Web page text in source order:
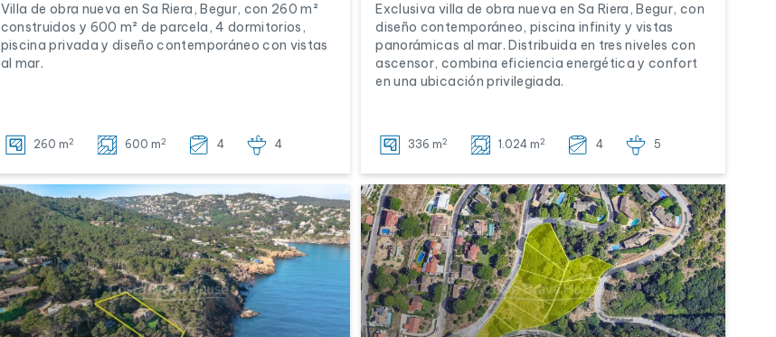
Villa de obra nueva en Sa Riera, Begur, con 260 m²
construidos y 600 m² de parcela, 4 dormitorios,
piscina privada y diseño contemporáneo con vistas
al mar.
260 m2 600 m2 4 4
Exclusiva villa de obra nueva en Sa Riera, Begur, con
diseño contemporáneo, piscina infinity y vistas
panorámicas al mar. Distribuida en tres niveles con
ascensor, combina eficiencia energética y confort
en una ubicación privilegiada.
336 m2 1.024 m2 4 5